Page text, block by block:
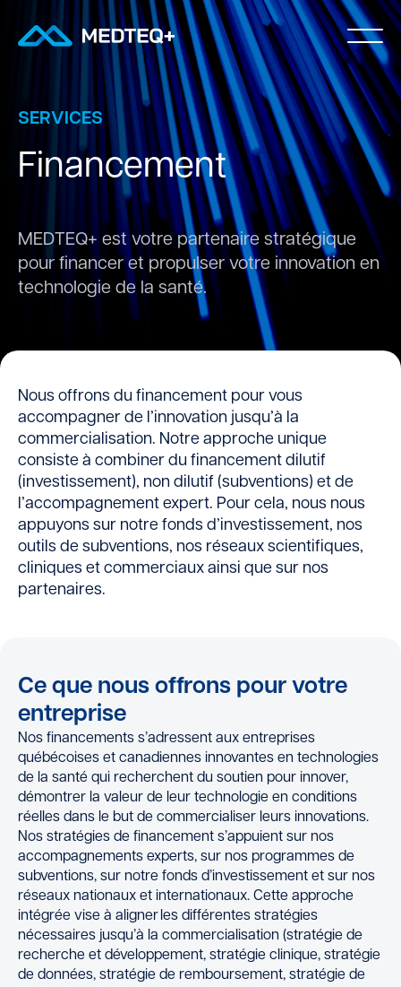
SERVICES
Financement
MEDTEQ+ est votre partenaire stratégique
pour financeret propulser votre innovation en
technologie de la santé.
Nous offrons du financement pour vous
accompagner de l’innovation jusqu’à la
commercialisation. Notre approche unique
consiste à combiner du financement dilutif
(investissement), non dilutif (subventions) et de
l’accompagnement expert. Pour cela, nous nous
appuyons sur notre fonds d’investissement, nos
outils de subventions, nos réseaux scientifiques,
cliniques et commerciaux ainsi que sur nos
partenaires.
Ce que nous offrons pour votre
entreprise
Nos financements s’adressent aux entreprises
québécoises et canadiennes innovantes en technologies
de la santé qui recherchent du soutien pour innover,
démontrer la valeur de leur technologie en conditions
réelles dans le but de commercialiser leurs innovations.
Nos stratégies de financement s’appuient sur nos
accompagnements experts, sur nos programmes de
subventions, sur notre fonds d’investissement et sur nos
réseaux nationaux et internationaux. Cette approche
intégrée vise à aligner les différentes stratégies
nécessaires jusqu’à la commercialisation (stratégie de
recherche et développement, stratégie clinique, stratégie
de données, stratégie de remboursement, stratégie de